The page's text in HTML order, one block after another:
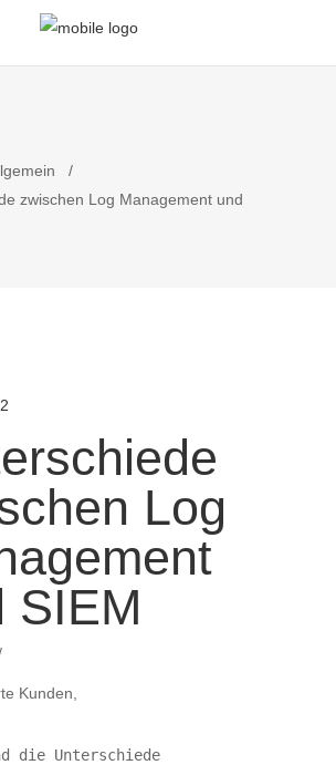
/
zwischen Log Management und
Log
SIEM
Kunden,
die Unterschiede